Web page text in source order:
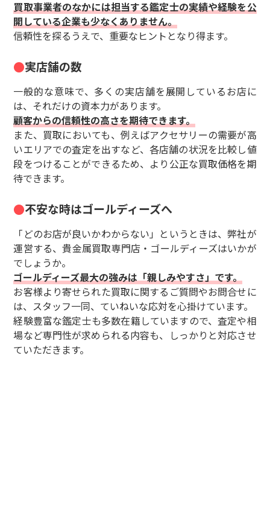
買取事業者のなかには担当する鑑定士の実績や経験を公
開している企業も少なくありません。
信頼性を探るうえで、重要なヒントとなり得ます。
実店舗の数
一般的な意味で、多くの実店舗を展開しているお店に
は、それだけの資本力があります。
顧客からの信頼性の高さを期待できます。
また、買取においても、例えばアクセサリーの需要が高
いエリアでの査定を出すなど、各店舗の状況を比較し値
段をつけることができるため、より公正な買取価格を期
待できます。
不安な時はゴールディーズへ
「どのお店が良いかわからない」というときは、弊社が
運営する、貴金属買取専門店・ゴールディーズはいかが
でしょうか。
ゴールディーズ最大の強みは「親しみやすさ」です。
お客様より寄せられた買取に関するご質問やお問合せに
は、スタッフ一同、ていねいな応対を心掛けています。
経験豊富な鑑定士も多数在籍していますので、査定や相
場など専門性が求められる内容も、しっかりと対応させ
ていただきます。